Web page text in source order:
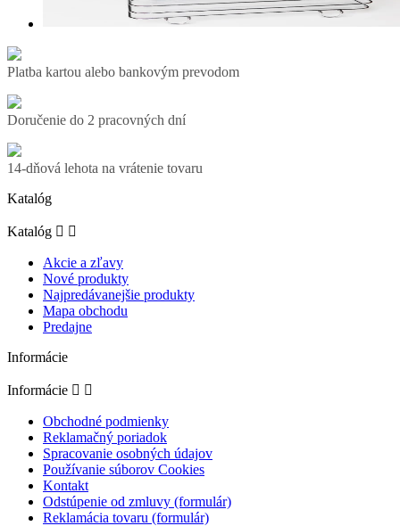
Platba kartou alebo bankovým prevodom
Doručenie do 2 pracovných dní
14-dňová lehota na vrátenie tovaru
Katalóg
Katalóg  
Akcie a zľavy
Nové produkty
Najpredávanejšie produkty
Mapa obchodu
Predajne
Informácie
Informácie  
Obchodné podmienky
Reklamačný poriadok
Spracovanie osobných údajov
Používanie súborov Cookies
Kontakt
Odstúpenie od zmluvy (formulár)
Reklamácia tovaru (formulár)